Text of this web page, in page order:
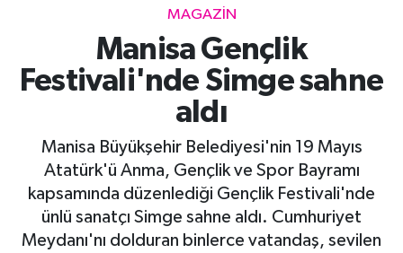
MAGAZİN
Manisa Gençlik
Festivali'nde Simge sahne
aldı
Manisa Büyükşehir Belediyesi'nin 19 Mayıs
Atatürk'ü Anma, Gençlik ve Spor Bayramı
kapsamında düzenlediği Gençlik Festivali'nde
ünlü sanatçı Simge sahne aldı. Cumhuriyet
Meydanı'nı dolduran binlerce vatandaş, sevilen
Tüm Manşetler
Son Dakika Haberleri
Haber Arşivi